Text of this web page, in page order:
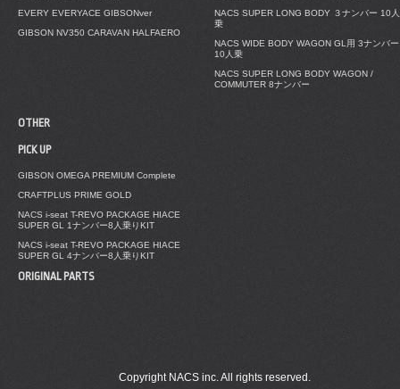
EVERY EVERYACE GIBSONver
GIBSON NV350 CARAVAN HALFAERO
NACS SUPER LONG BODY ３ナンバー 10人
乗
NACS WIDE BODY WAGON GL用 3ナンバー
10人乗
NACS SUPER LONG BODY WAGON /
COMMUTER 8ナンバー
OTHER
PICK UP
GIBSON OMEGA PREMIUM Complete
CRAFTPLUS PRIME GOLD
NACS i-seat T-REVO PACKAGE HIACE
SUPER GL 1ナンバー8人乗りKIT
NACS i-seat T-REVO PACKAGE HIACE
SUPER GL 4ナンバー8人乗りKIT
ORIGINAL PARTS
Copyright NACS inc. All rights reserved.